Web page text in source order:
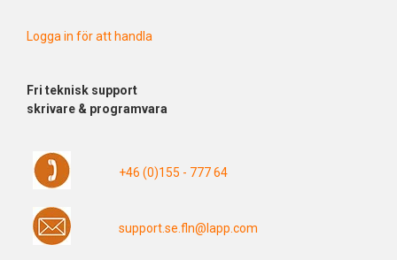
Logga in för att handla
Fri teknisk support
skrivare & programvara
+46 (0)155 - 777 64
support.se.fln@lapp.com